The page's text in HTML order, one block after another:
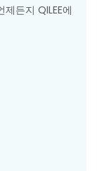
든지 QILEE에